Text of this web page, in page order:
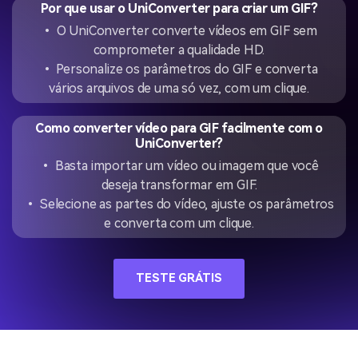
Por que usar o UniConverter para criar um GIF?
• O UniConverter converte vídeos em GIF sem
comprometer a qualidade HD.
• Personalize os parâmetros do GIF e converta
vários arquivos de uma só vez, com um clique.
Como converter vídeo para GIF facilmente com o
UniConverter?
• Basta importar um vídeo ou imagem que você
deseja transformar em GIF.
• Selecione as partes do vídeo, ajuste os parâmetros
e converta com um clique.
TESTE GRÁTIS